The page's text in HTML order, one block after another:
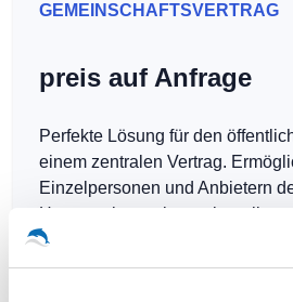
GEMEINSCHAFTSVERTRAG
preis auf Anfrage
Perfekte Lösung für den
einem zentralen Vertrag.
Einzelpersonen und Anbietern
Hotspots kostenlos zu betreiben.